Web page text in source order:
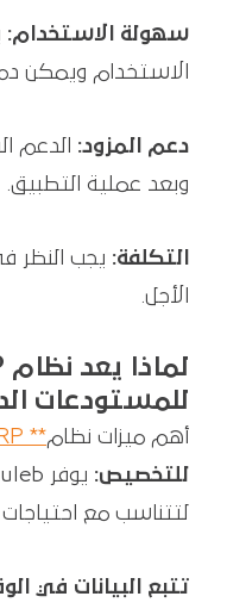
سهولة الاستخدام:
الاستخدام ويمكن
دعم المزود: الدعم
وبعد عملية التطبيق.
التكلفة: يجب النظر
الأجل.
للمستودعات
أهم ميزات نظام** Juleb ERP**
للتخصيص:
لتتناسب مع
تتبع البيانات في